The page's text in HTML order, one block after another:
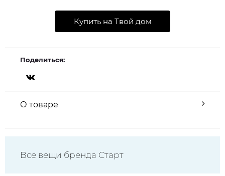
Купить на Твой дом
Поделиться:
О товаре
Все вещи бренда Старт